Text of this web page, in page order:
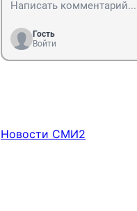
Гость
Войти
Новости СМИ2